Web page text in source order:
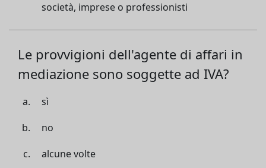
società, imprese o professionisti
Le provvigioni dell'agente di affari in
mediazione sono soggette ad IVA?
sì
no
alcune volte